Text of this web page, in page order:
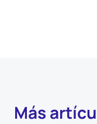
Más